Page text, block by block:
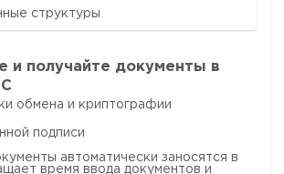
структуры
и получайте документы в
обмена и криптографии
подписи
автоматически заносятся в
время ввода документов и